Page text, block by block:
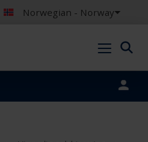
Norwegian - Norway